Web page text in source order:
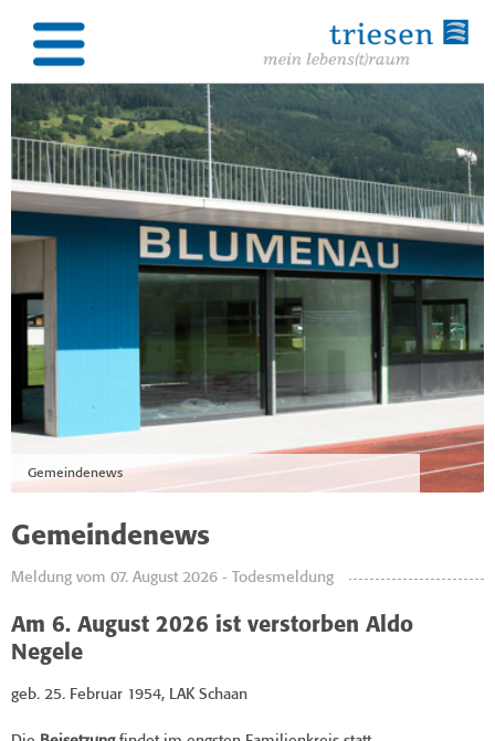
Gemeindenews
Gemeindenews
Meldung vom 07. August 2026 - Todesmeldung
Am 6. August 2026 ist verstorben Aldo
Negele
geb. 25. Februar 1954, LAK Schaan